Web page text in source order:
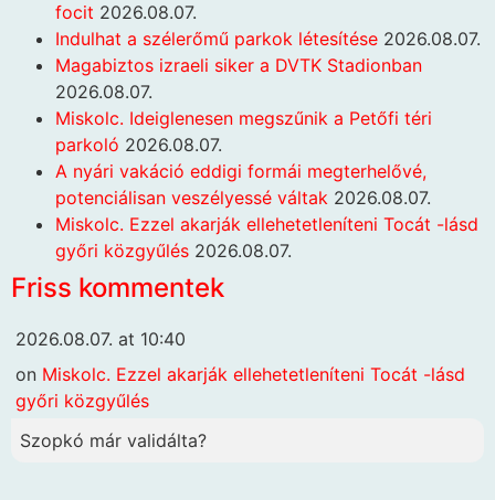
focit 2026.08.07.
Indulhat a szélerőmű parkok létesítése 2026.08.07.
Magabiztos izraeli siker a DVTK Stadionban
2026.08.07.
Miskolc. Ideiglenesen megszűnik a Petőfi téri
parkoló 2026.08.07.
A nyári vakáció eddigi formái megterhelővé,
potenciálisan veszélyessé váltak 2026.08.07.
Miskolc. Ezzel akarják ellehetetleníteni Tocát -lásd
győri közgyűlés 2026.08.07.
Friss kommentek
2026.08.07. at 10:40
on Miskolc. Ezzel akarják ellehetetleníteni Tocát -lásd
győri közgyűlés
Szopkó már validálta?